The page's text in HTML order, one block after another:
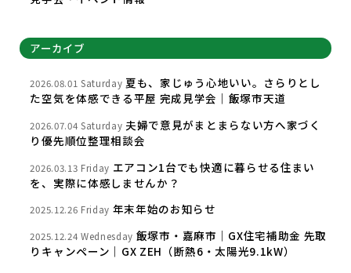
アーカイブ
2026.08.01 Saturday 夏も、家じゅう心地いい。さらりとし
た空気を体感できる平屋 完成見学会｜飯塚市天道
2026.07.04 Saturday 夫婦で意見がまとまらない方へ家づく
り優先順位整理相談会
2026.03.13 Friday エアコン1台でも快適に暮らせる住まい
を、実際に体感しませんか？
2025.12.26 Friday 年末年始のお知らせ
2025.12.24 Wednesday 飯塚市・嘉麻市｜GX住宅補助金 先取
りキャンペーン｜GX ZEH（断熱6・太陽光9.1kW）